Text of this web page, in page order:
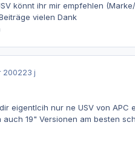
könnt ihr mir empfehlen
vielen Dank
200223 j
eigentlcih nur ne USV von
auch 19" Versionen am besten